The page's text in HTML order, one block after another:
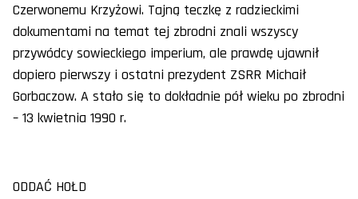
Czerwonemu Krzyżowi. Tajną teczkę z radzieckimi
dokumentami na temat tej zbrodni znali wszyscy
przywódcy sowieckiego imperium, ale prawdę ujawnił
dopiero pierwszy i ostatni prezydent ZSRR Michaił
Gorbaczow. A stało się to dokładnie pół wieku po zbrodni
– 13 kwietnia 1990 r.
ODDAĆ HOŁD